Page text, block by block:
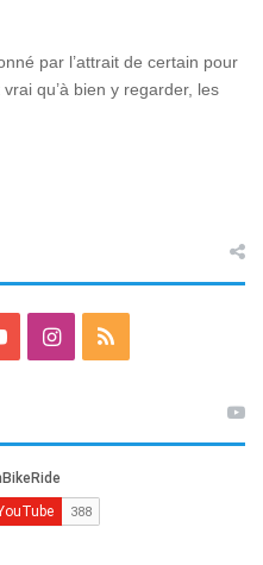
par l’attrait de certain pour
qu’à bien y regarder, les
T
u
I
a